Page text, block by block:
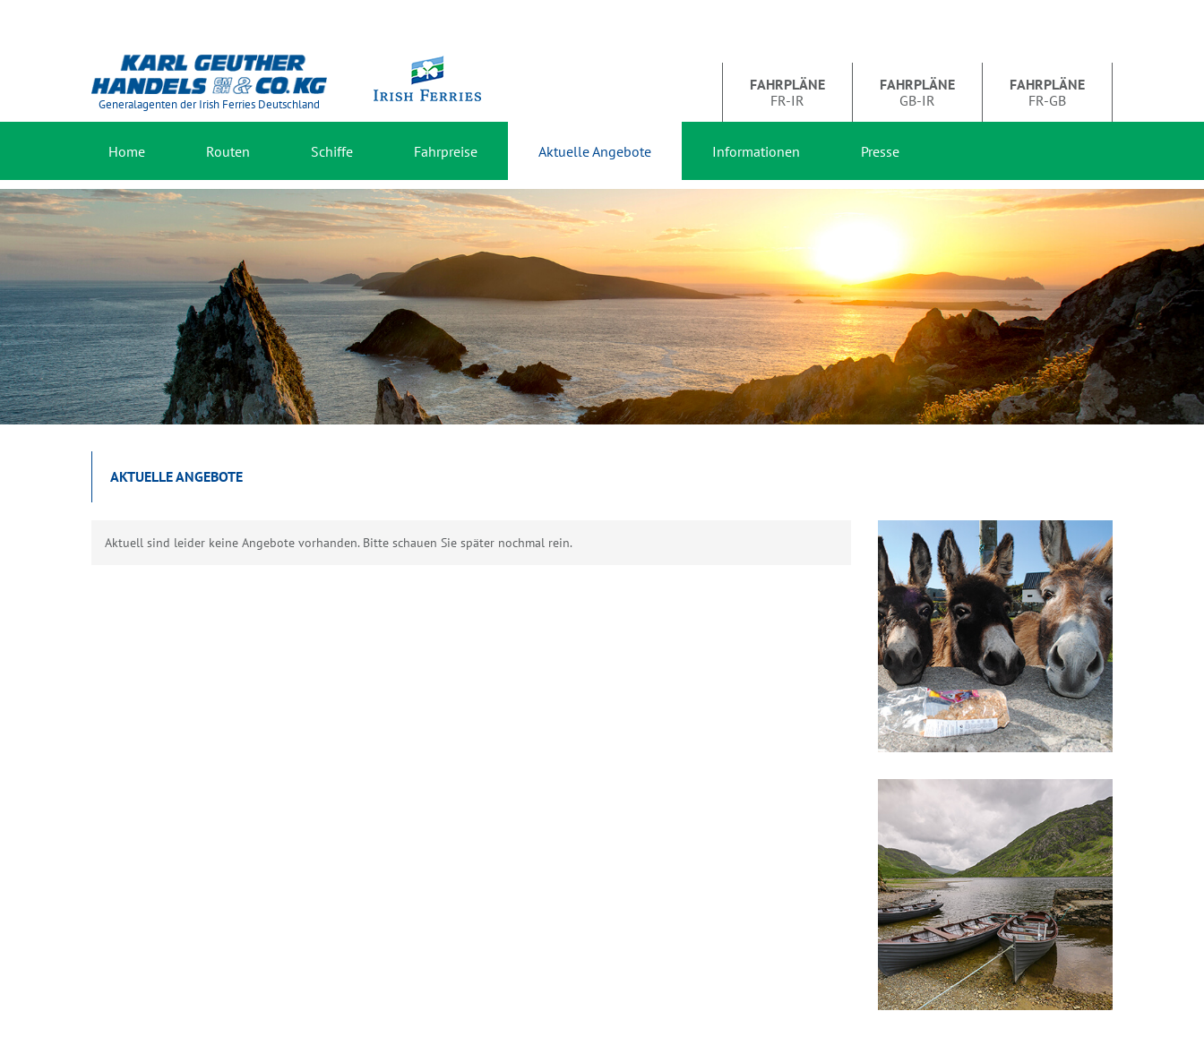
Generalagenten der Irish Ferries Deutschland
FAHRPLÄNE
FR-IR
FAHRPLÄNE
GB-IR
FAHRPLÄNE
FR-GB
Home Routen Schiffe Fahrpreise Aktuelle Angebote Informationen Presse
AKTUELLE ANGEBOTE
Aktuell sind leider keine Angebote vorhanden. Bitte schauen Sie später nochmal rein.